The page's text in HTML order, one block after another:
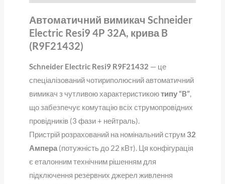
Автоматичний вимикач Schneider
Electric Resi9 4P 32A, крива B
(R9F21432)
Schneider Electric Resi9 R9F21432 — це
спеціалізований чотириполюсний автоматичний
вимикач з чутливою характеристикоютипу “B”,
що забезпечує комутацію всіх струмопровідних
провідників (3 фази + нейтраль).
Пристрій розрахований на номінальний струм 32
Ампера(потужність до 22 кВт). Ця конфігурація
є еталонним технічним рішенням для
підключення резервних джерел живлення